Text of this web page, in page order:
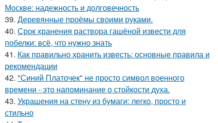
Москве: надежность и долговечность
39. Деревянные проёмы своими руками.
40. Срок хранения раствора гашёной извести для
побелки: всё, что нужно знать
41. Как правильно хранить известь: основные правила и
рекомендации
42. "Синий Платочек" не просто символ военного
времени - это напоминание о стойкости духа.
43. Украшения на стену из бумаги: легко, просто и
стильно